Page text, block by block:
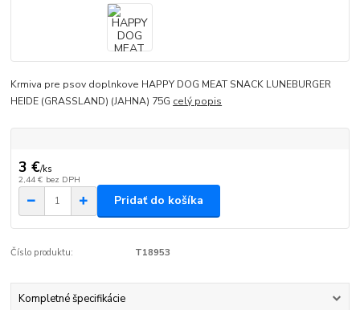
Krmiva pre psov doplnkove HAPPY DOG MEAT SNACK LUNEBURGER
HEIDE (GRASSLAND) (JAHNA) 75G celý popis
3 €/ks
2,44 € bez DPH
Pridať do košíka
Číslo produktu: T18953
Kompletné špecifikácie